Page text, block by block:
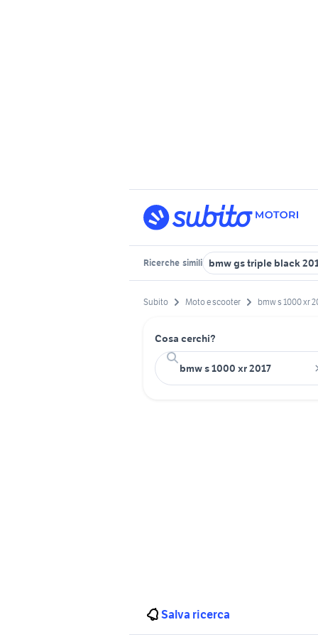
Ricerche simili bmw gs triple black
Subito Moto e scooter bmw s 1000 xr
Cosa cerchi?
Salva ricerca